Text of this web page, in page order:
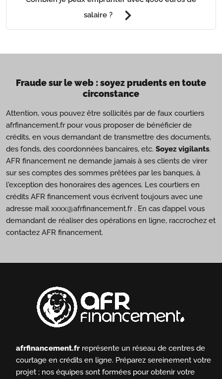
salaire ?
chevron_right
Fraude sur le web : soyez prudents en toute
circonstance
Attention, vous pouvez être sollicités par de faux courtiers
afrfinancement.fr pour vous proposer de bénéficier de
crédits, en vous demandant de transmettre des documents,
des fonds, des coordonnées bancaires, etc. Soyez vigilants.
AFR financement ne demande jamais à ses clients de virer
sur ses comptes des sommes prêtées par les banques, à
l'exception des honoraires des agences. Les courtiers en
crédits AFR financement vous écrivent toujours avec une
adresse mail xxxx@afrfinancement.fr . En cas d’appel vous
demandant de réaliser des opérations en ligne, raccrochez et
contactez AFR financement.
afrfinancement.fr représente un réseau de centres de
courtage en crédits en ligne. Préparez sereinement votre
projet ; nos équipes sont formées pour obtenir votre